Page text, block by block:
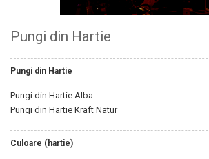
Pungi din Hartie
Pungi din Hartie
Pungi din Hartie Alba
Pungi din Hartie Kraft Natur
Culoare (hartie)